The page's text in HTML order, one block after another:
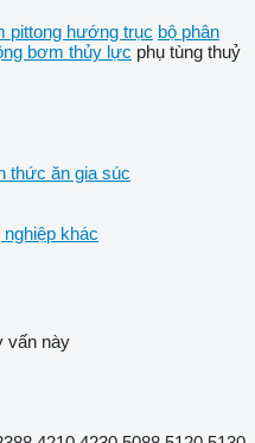
pittong hướng trục bộ phân
bơm thủy lực phụ tùng thuỷ
thức ăn gia súc
nghiệp khác
vấn này